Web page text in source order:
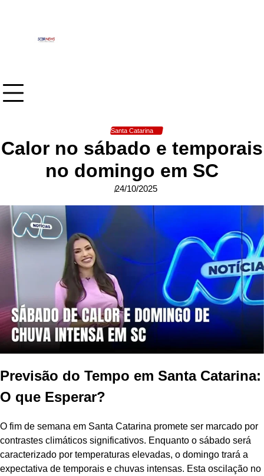
Santa Catarina
Calor no sábado e temporais
no domingo em SC
24/10/2025
Previsão do Tempo em Santa Catarina:
O que Esperar?
O fim de semana em Santa Catarina promete ser marcado por
contrastes climáticos significativos. Enquanto o sábado será
caracterizado por temperaturas elevadas, o domingo trará a
expectativa de temporais e chuvas intensas. Esta oscilação no